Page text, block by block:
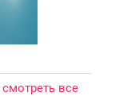
смотреть все